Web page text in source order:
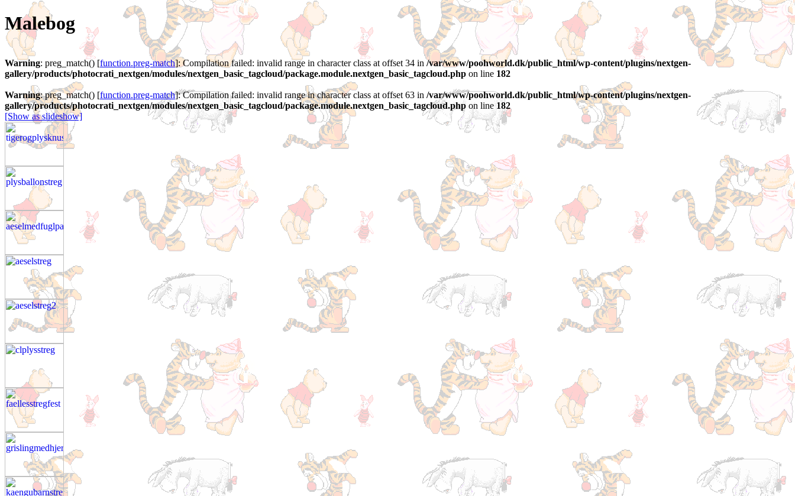
Malebog
Warning: preg_match() [function.preg-match]: Compilation failed: invalid range in character class at offset 34 in /var/www/poohworld.dk/public_html/wp-content/plugins/nextgen-
gallery/products/photocrati_nextgen/modules/nextgen_basic_tagcloud/package.module.nextgen_basic_tagcloud.php on line 182
Warning: preg_match() [function.preg-match]: Compilation failed: invalid range in character class at offset 63 in /var/www/poohworld.dk/public_html/wp-content/plugins/nextgen-
gallery/products/photocrati_nextgen/modules/nextgen_basic_tagcloud/package.module.nextgen_basic_tagcloud.php on line 182
[Show as slideshow]